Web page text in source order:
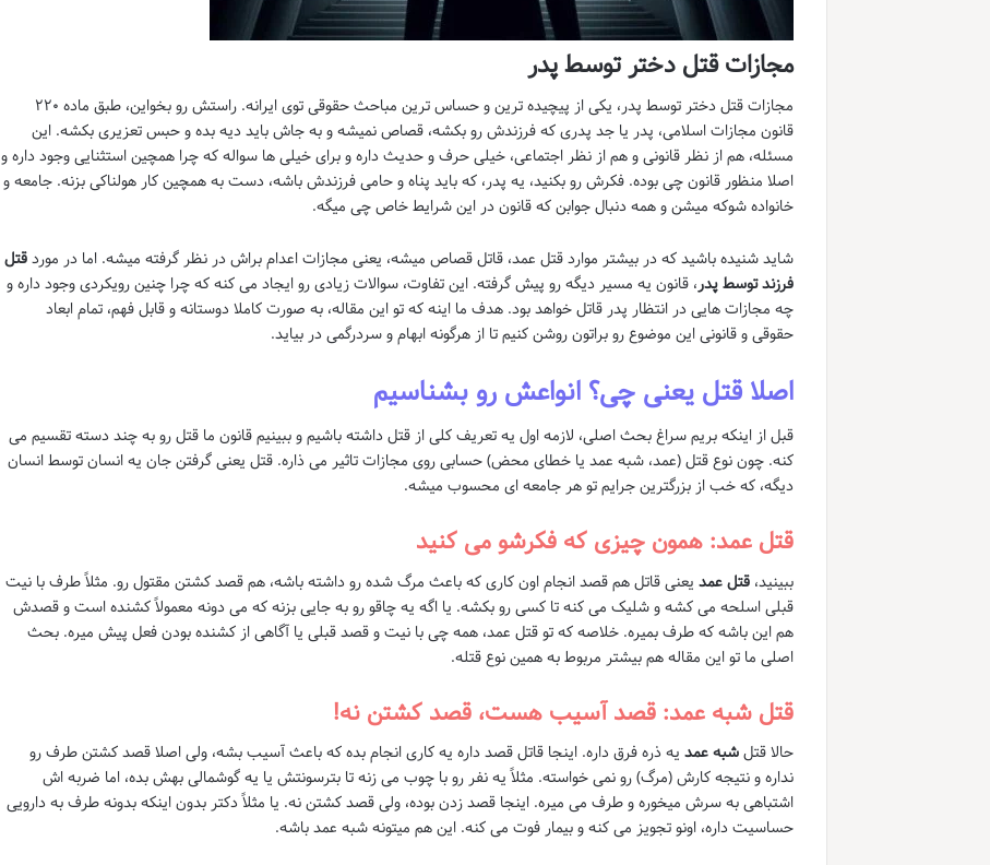
مجازات قتل دختر توسط پدر
مجازات قتل دختر توسط پدر، یکی از پیچیده ترین و حساس ترین مباحث حقوقی توی ایرانه. راستش رو بخواین، طبق ماده ۲۲۰
قانون مجازات اسلامی، پدر یا جد پدری که فرزندش رو بکشه، قصاص نمیشه و به جاش باید دیه بده و حبس تعزیری بکشه. این
مسئله، هم از نظر قانونی و هم از نظر اجتماعی، خیلی حرف و حدیث داره و برای خیلی ها سواله که چرا همچین استثنایی وجود داره و
اصلا منظور قانون چی بوده. فکرش رو بکنید، یه پدر، که باید پناه و حامی فرزندش باشه، دست به همچین کار هولناکی بزنه. جامعه و
خانواده شوکه میشن و همه دنبال جوابن که قانون در این شرایط خاص چی میگه.
شاید شنیده باشید که در بیشتر موارد قتل عمد، قاتل قصاص میشه، یعنی مجازات اعدام براش در نظر گرفته میشه. اما در موردقتل
فرزند توسط پدر، قانون یه مسیر دیگه رو پیش گرفته. این تفاوت، سوالات زیادی رو ایجاد می کنه که چرا چنین رویکردی وجود داره و
چه مجازات هایی در انتظار پدر قاتل خواهد بود. هدف ما اینه که تو این مقاله، به صورت کاملا دوستانه و قابل فهم، تمام ابعاد
حقوقی و قانونی این موضوع رو براتون روشن کنیم تا از هرگونه ابهام و سردرگمی در بیاید.
اصلا قتل یعنی چی؟ انواعش رو بشناسیم
قبل از اینکه بریم سراغ بحث اصلی، لازمه اول یه تعریف کلی از قتل داشته باشیم و ببینیم قانون ما قتل رو به چند دسته تقسیم می
کنه. چون نوع قتل (عمد، شبه عمد یا خطای محض) حسابی روی مجازات تاثیر می ذاره. قتل یعنی گرفتن جان یه انسان توسط انسان
دیگه، که خب از بزرگترین جرایم تو هر جامعه ای محسوب میشه.
قتل عمد: همون چیزی که فکرشو می کنید
ببینید،قتل عمد یعنی قاتل هم قصد انجام اون کاری که باعث مرگ شده رو داشته باشه، هم قصد کشتن مقتول رو. مثلاً طرف با نیت
قبلی اسلحه می کشه و شلیک می کنه تا کسی رو بکشه. یا اگه یه چاقو رو به جایی بزنه که می دونه معمولاً کشنده است و قصدش
هم این باشه که طرف بمیره. خلاصه که تو قتل عمد، همه چی با نیت و قصد قبلی یا آگاهی از کشنده بودن فعل پیش میره. بحث
اصلی ما تو این مقاله هم بیشتر مربوط به همین نوع قتله.
قتل شبه عمد: قصد آسیب هست، قصد کشتن نه!
حالا قتلشبه عمد یه ذره فرق داره. اینجا قاتل قصد داره یه کاری انجام بده که باعث آسیب بشه، ولی اصلا قصد کشتن طرف رو
نداره و نتیجه کارش (مرگ) رو نمی خواسته. مثلاً یه نفر رو با چوب می زنه تا بترسونتش یا یه گوشمالی بهش بده، اما ضربه اش
اشتباهی به سرش میخوره و طرف می میره. اینجا قصد زدن بوده، ولی قصد کشتن نه. یا مثلاً دکتر بدون اینکه بدونه طرف به دارویی
حساسیت داره، اونو تجویز می کنه و بیمار فوت می کنه. این هم میتونه شبه عمد باشه.